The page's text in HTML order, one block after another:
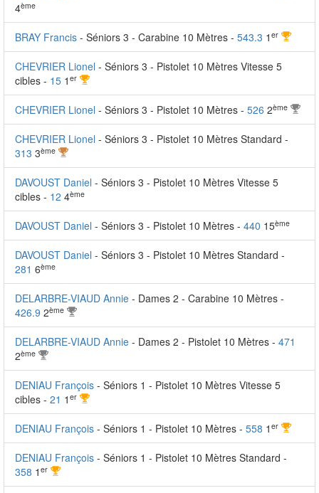
4ème
BRAY Francis - Séniors 3 - Carabine 10 Mètres - 543.3 1 er
CHEVRIER Lionel - Séniors 3 - Pistolet 10 Mètres Vitesse 5
cibles - 15 1 er
CHEVRIER Lionel - Séniors 3 - Pistolet 10 Mètres - 526 2ème
CHEVRIER Lionel - Séniors 3 - Pistolet 10 Mètres Standard -
313 3ème
DAVOUST Daniel - Séniors 3 - Pistolet 10 Mètres Vitesse 5
cibles - 12 4ème
DAVOUST Daniel - Séniors 3 - Pistolet 10 Mètres - 440 15ème
DAVOUST Daniel - Séniors 3 - Pistolet 10 Mètres Standard -
281 6ème
DELARBRE-VIAUD Annie - Dames 2 - Carabine 10 Mètres -
426.9 2ème
DELARBRE-VIAUD Annie - Dames 2 - Pistolet 10 Mètres - 471
2ème
DENIAU François - Séniors 1 - Pistolet 10 Mètres Vitesse 5
cibles - 21 1 er
DENIAU François - Séniors 1 - Pistolet 10 Mètres - 558 1 er
DENIAU François - Séniors 1 - Pistolet 10 Mètres Standard -
358 1 er